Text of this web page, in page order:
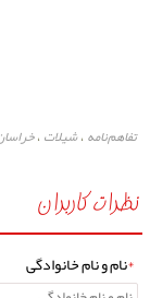
تفاهم‌نامه ،شیلات ،
نظرات کاربران
*نام و نام خانوادگی